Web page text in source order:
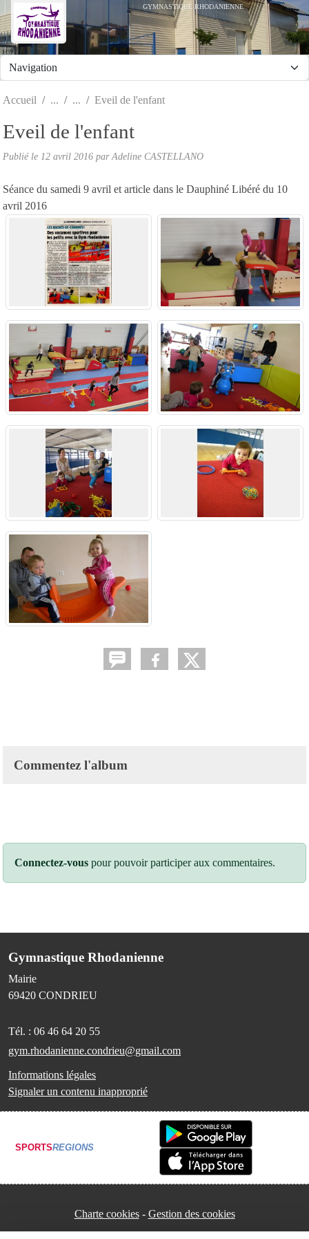
GYMNASTIQUE RHODANIENNE
Accueil Eveil de l'enfant
Eveil de l'enfant
Publié le 12 avril 2016 parAdeline CASTELLANO
Séance du samedi 9 avril et article dans le Dauphiné Libéré du 10
avril 2016
Commentez l'album
Connectez-vous pour pouvoir participer aux commentaires.
Gymnastique Rhodanienne
Mairie
69420 CONDRIEU
Tél. : 06 46 64 20 55
gym.rhodanienne.condrieu@gmail.com
Informations légales
Signaler un contenu inapproprié
SPORTSREGIONS
Charte cookies Gestion des cookies
Panneau de gestion des cookies